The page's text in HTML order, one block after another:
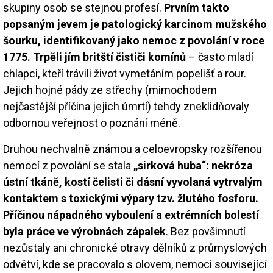
skupiny osob se stejnou profesí. Prvním takto
popsaným jevem je patologický karcinom mužského
šourku, identifikovaný jako nemoc z povolání v roce
1775. Trpěli jím britští čističi komínů – často mladí
chlapci, kteří trávili život vymetáním popelišť a rour.
Jejich hojné pády ze střechy (mimochodem
nejčastější příčina jejich úmrtí) tehdy zneklidňovaly
odbornou veřejnost o poznání méně.
Druhou nechvalně známou a celoevropsky rozšířenou
nemocí z povolání se stala „sirková huba“: nekróza
ústní tkáně, kostí čelisti či dásní vyvolaná vytrvalým
kontaktem s toxickými výpary tzv. žlutého fosforu.
Příčinou nápadného vyboulení a extrémních bolestí
byla práce ve výrobnách zápalek. Bez povšimnutí
nezůstaly ani chronické otravy dělníků z průmyslových
odvětví, kde se pracovalo s olovem, nemoci související